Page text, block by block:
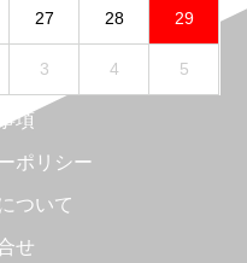
27 28 29
3 4 5
項
ポリシー
ついて
せ